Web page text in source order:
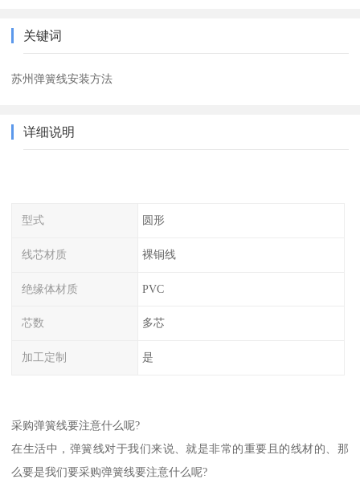
关键词
苏州弹簧线安装方法
详细说明
型式 圆形
线芯材质 裸铜线
绝缘体材质 PVC
芯数 多芯
加工定制 是
采购弹簧线要注意什么呢?
在生活中，弹簧线对于我们来说、就是非常的重要且的线材的、那
么要是我们要采购弹簧线要注意什么呢?